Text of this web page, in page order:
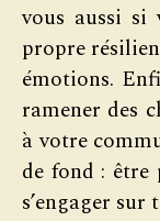
vous aussi si
propre
émotions.
ramener des
à votre
de fond :
s’engager sur